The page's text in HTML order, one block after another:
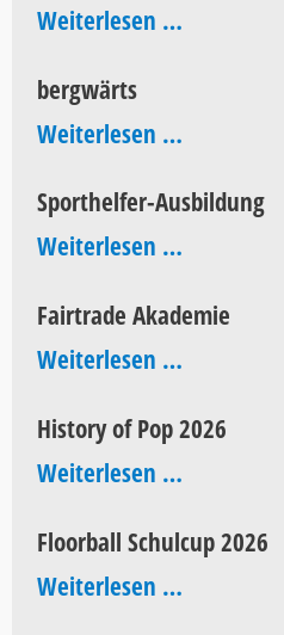
Weiterlesen …60
bergwärts
Weiterlesen …bergwärts
Sporthelfer-Ausbildung
Weiterlesen …Sporthelfer-
Fairtrade Akademie
Weiterlesen …Fairtrade
History of Pop 2026
Weiterlesen …History
Pop
2026
Floorball Schulcup 2026
Weiterlesen …Floorball